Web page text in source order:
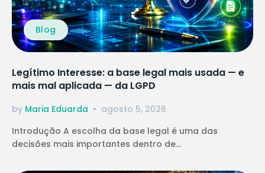
Blog
Legítimo Interesse: a base legal mais usada — e
mais mal aplicada — da LGPD
by Maria Eduarda
agosto 5, 2026
Introdução A escolha da base legal é uma das
decisões mais importantes dentro de...